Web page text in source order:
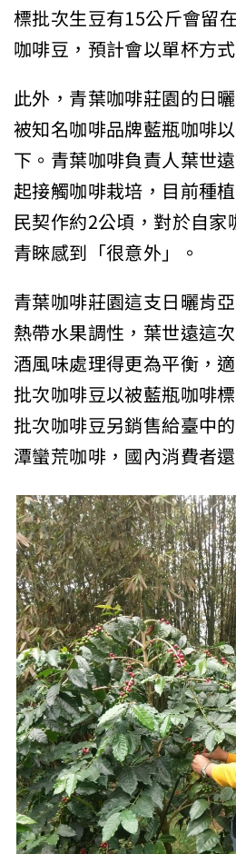
標批次生豆有15公斤會留
咖啡豆，預計會以單杯方
此外，青葉咖啡莊園的日
被知名咖啡品牌藍瓶咖啡
下。青葉咖啡負責人葉世
起接觸咖啡栽培，目前種
民契作約2公頃，對於自
青睞感到「很意外」。
青葉咖啡莊園這支日曬肯
熱帶水果調性，葉世遠這
酒風味處理得更為平衡，
批次咖啡豆以被藍瓶咖啡
批次咖啡豆另銷售給臺中
潭蠻荒咖啡，國內消費者